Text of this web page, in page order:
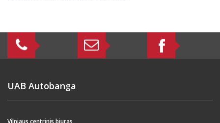
UAB Autobanga
Vilniaus centrinis biuras